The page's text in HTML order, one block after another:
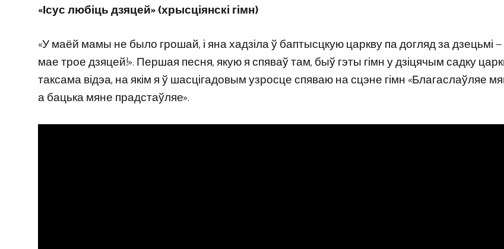
«Ісус любіць дзяцей» (хрысціянскі гімн)
«У маёй мамы не было грошай, і яна хадзіла ў баптысцкую царкву па догляд за дзецьмі
мае трое дзяцей!». Першая песня, якую я спяваў там, быў гэты гімн у дзіцячым садку
таксама відэа, на якім я ў шасцігадовым узросце спяваю на сцэне гімн «Благаслаўляе
а бацька мяне прадстаўляе».